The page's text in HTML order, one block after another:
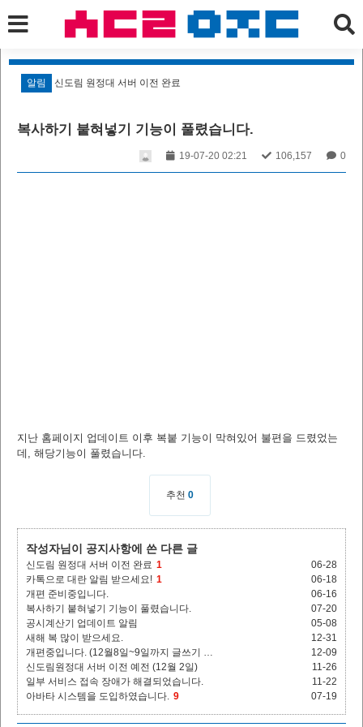
알림 신도림 원정대 서버 이전 완료
복사하기 붙혀넣기 기능이 풀렸습니다.
19-07-20 02:21 106,157 0
지난 홈페이지 업데이트 이후 복붙 기능이 막혀있어 불편을 드렸었는
데, 해당기능이 풀렸습니다.
추천 0
작성자님이 공지사항에 쓴 다른 글
신도림 원정대 서버 이전 완료 1
06-28
카톡으로 대란 알림 받으세요! 1
06-18
개편 준비중입니다.
06-16
복사하기 붙혀넣기 기능이 풀렸습니다.
07-20
공시계산기 업데이트 알림
05-08
새해 복 많이 받으세요.
12-31
개편중입니다. (12월8일~9일까지 글쓰기 …
12-09
신도림원정대 서버 이전 예전 (12월 2일)
11-26
일부 서비스 접속 장애가 해결되었습니다.
11-22
아바타 시스템을 도입하였습니다. 9 07-19